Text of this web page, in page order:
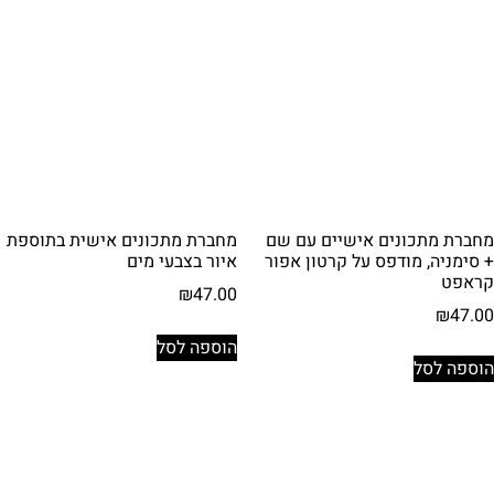
מחברת מתכונים אישיים עם שם
+ סימניה, מודפס על קרטון אפור
קראפט
₪47.00
הוספה לסל
מחברת מתכונים אישית בתוספת
איור בצבעי מים
₪47.00
הוספה לסל